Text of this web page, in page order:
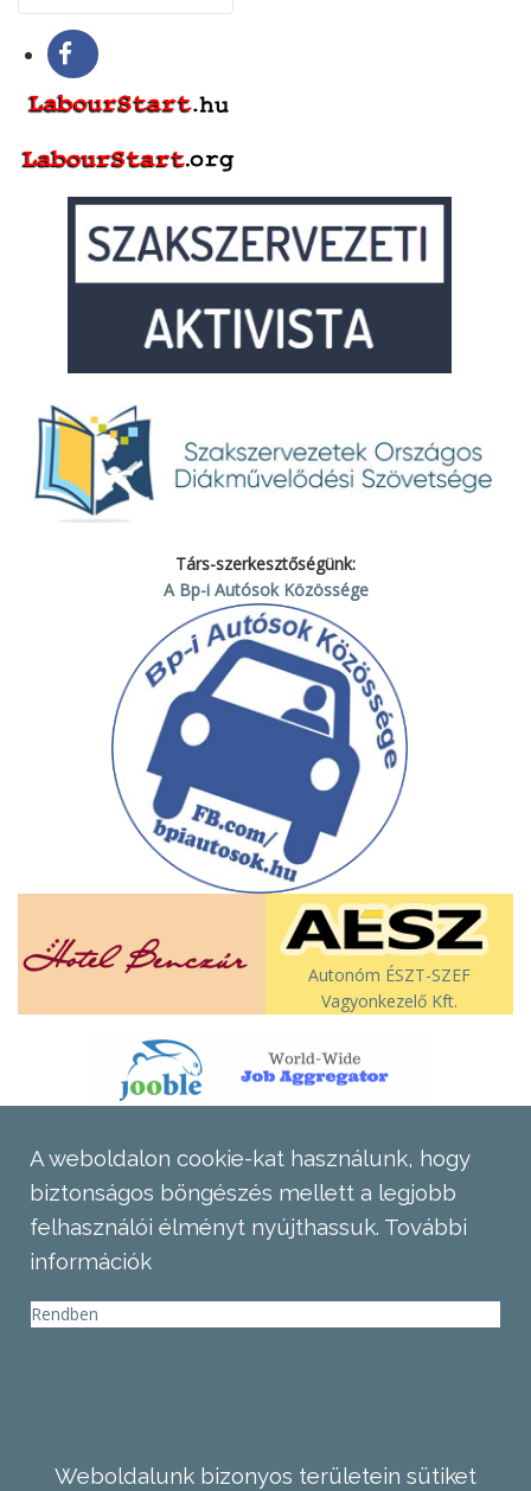
Társ-szerkesztőségünk:
A Bp-i Autósok Közössége
Autonóm ÉSZT-SZEF
Vagyonkezelő Kft.
A weboldalon cookie-kat használunk, hogy
biztonságos böngészés mellett a legjobb
felhasználói élményt nyújthassuk. További
információk
Rendben
Weboldalunk bizonyos területein sütiket